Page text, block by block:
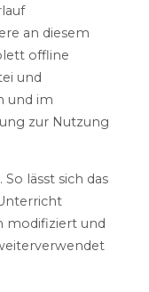
an diesem
offline
und
und im
zur Nutzung
lässt sich das
modifiziert und